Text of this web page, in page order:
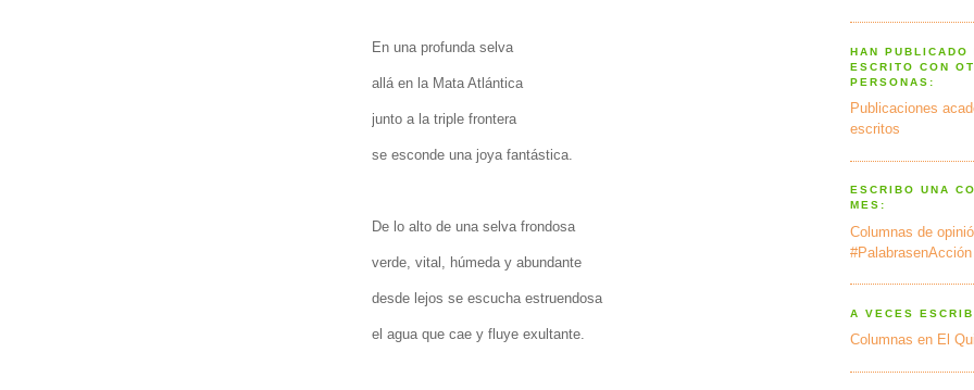
En una profunda selva
allá en la Mata Atlántica
junto a la triple frontera
se esconde una joya fantástica.
De lo alto de una selva frondosa
verde, vital, húmeda y abundante
desde lejos se escucha estruendosa
el agua que cae y fluye exultante.
HAN PUBLICADO
ESCRITO CON
PERSONAS:
Publicaciones
escritos
ESCRIBO UNA
MES:
Columnas de
#PalabrasenAcción
A VECES
Columnas en El